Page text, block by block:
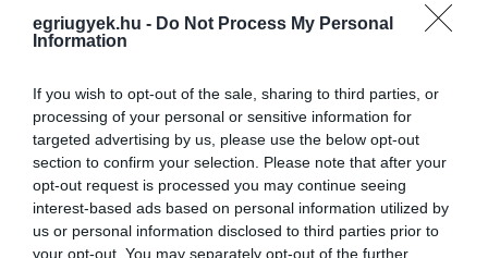
egriugyek.hu - Do Not Process My Personal
Information
If you wish to opt-out of the sale, sharing to third parties, or
processing of your personal or sensitive information for
targeted advertising by us, please use the below opt-out
section to confirm your selection. Please note that after your
opt-out request is processed you may continue seeing
interest-based ads based on personal information utilized by
us or personal information disclosed to third parties prior to
your opt-out. You may separately opt-out of the further
munkáért" kitüntetést kapott az egri
Több, pozitívan elbírált pályázatnak örülhettek
a 2021-es évben. A Nemzeti Kulturális Alap, a
Nemzeti Tehetség Program és a Lechner
Tudásközpont által kiírt tendereken elnyert